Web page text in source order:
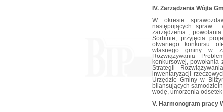
IV. Zarządzenia Wójta
W okresie
następujących spraw :
zarządzenia ,
Sorbinie, przyjęcia
otwartego konkursu
własnego gminy w
Rozwiązywania
konkursowej,
Strategii
inwentaryzacji
Urzędzie Gminy w
bilansujących
wodę, umorzenia odsetek
V. Harmonogram pracy